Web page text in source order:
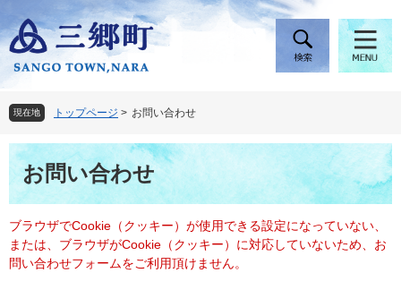
ー
ジ
頭
で
す
ニ
ュ
飛
ば
し
現在地 トップページ > お問い合わせ
本
文お問い合わせ
ブラウザでCookie（クッキー）が使用できる設定になっていない、
または、ブラウザがCookie（クッキー）に対応していないため、お
問い合わせフォームをご利用頂けません。